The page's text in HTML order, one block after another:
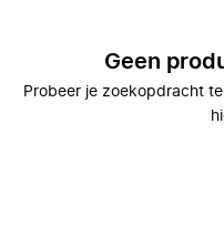
Geen
Probeer je zoekopdracht